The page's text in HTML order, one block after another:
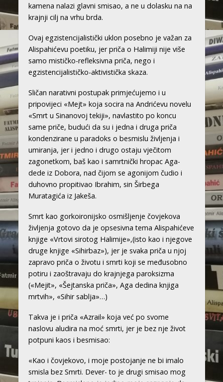
kamena nalazi glavni smisao, a ne u dolasku na na
krajnji cilj na vrhu brda.
Ovaj egzistencijalistički uklon posebno je važan za
Alispahićevu poetiku, jer priča o Halimiji nije više
samo mističko-refleksivna priča, nego i
egzistencijalističko-aktivistička skaza.
Sličan narativni postupak primjećujemo i u
pripovijeci «Mejt» koja socira na Andrićevu novelu
«Smrt u Sinanovoj tekiji», navlastito po koncu
same priče, budući da su i jedna i druga priča
kondenzirane u paradoks o besmislu življenja i
umiranja, jer i jedno i drugo ostaju vječitom
zagonetkom, baš kao i samrtnički hropac Aga-
dede iz Dobora, nad čijom se agonijom čudio i
duhovno propitivao Ibrahim, sin Širbega
Muratagića iz Jakeša.
Smrt kao gorkoironijsko osmišljenje čovjekova
življenja gotovo da je opsesivna tema Alispahićeve
knjige «Vrtovi sirotog Halimije»,(isto kao i njegove
druge knjige «Sihirbaz»), jer je svaka priča u njoj
zapravo priča o životu i smrti koji se međusobno
potiru i zaoštravaju do krajnjega paroksizma
(«Mejit», «Šejtanska priča», Aga dedina knjiga
mrtvih», «Sihir sablja»…)
Takva je i priča «Azrail» koja već po svome
naslovu aludira na moć smrti, jer je bez nje život
potpuni kaos i besmisao:
«Kao i čovjekovo, i moje postojanje ne bi imalo
smisla bez Smrti. Dever- to je drugi smisao mog